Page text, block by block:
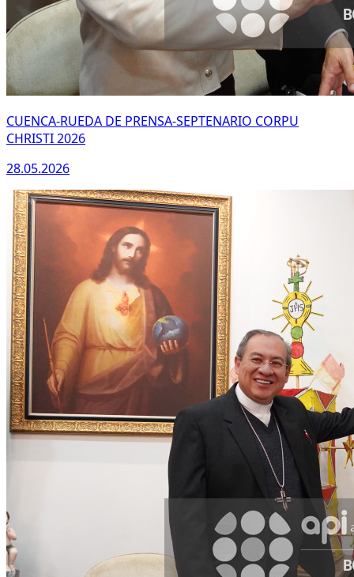
CUENCA-RUEDA DE PRENSA-SEPTENARIO CORPU
CHRISTI 2026
28.05.2026